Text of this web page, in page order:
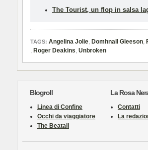
The Tourist, un flop in salsa
TAGS: Angelina Jolie, Domhnall Gleeson,
, Roger Deakins, Unbroken
Blogroll
Linea di Confine
Occhi da viaggiatore
The Beatall
La Rosa
Contatti
La